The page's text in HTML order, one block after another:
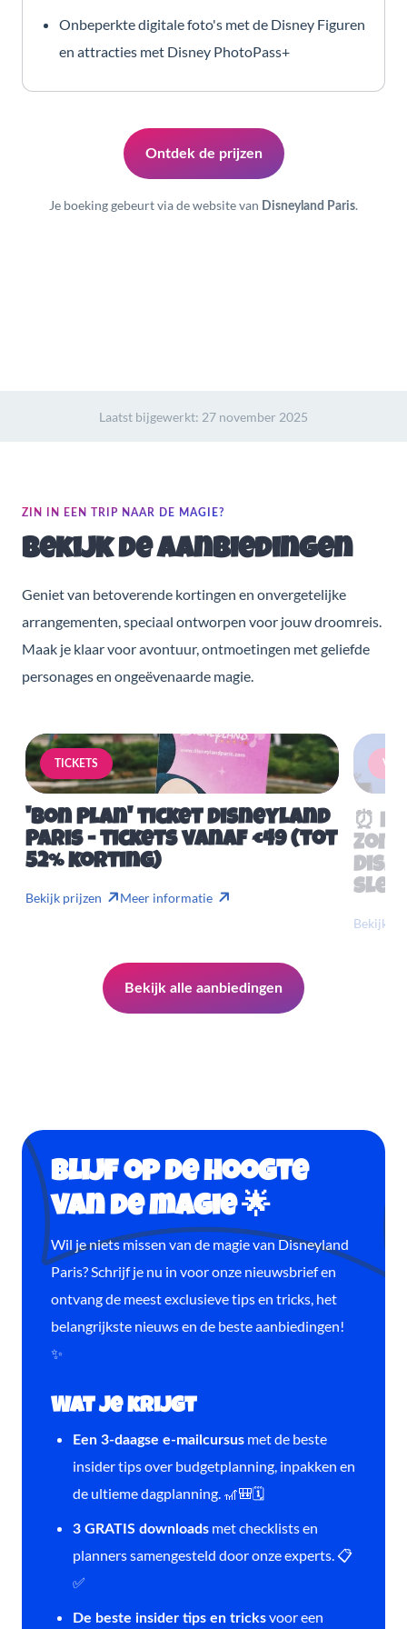
Onbeperkte digitale foto's met de Disney Figuren
en attracties met Disney PhotoPass+
Ontdek de prijzen
Je boeking gebeurt via de website van Disneyland Paris.
Laatst bijgewerkt: 27 november 2025
ZIN IN EEN TRIP NAAR DE MAGIE?
Bekijk de aanbiedingen
Geniet van betoverende kortingen en onvergetelijke
arrangementen, speciaal ontworpen voor jouw droomreis.
Maak je klaar voor avontuur, ontmoetingen met geliefde
personages en ongeëvenaarde magie.
TICKETS
'Bon Plan' ticket Disneyland
Paris - tickets vanaf €49 (tot
52% korting)
Bekijk prijzen Meer informatie
⏰
Bekijk
Bekijk alle aanbiedingen
Blijf op de hoogte
van de magie 🌟
Wil je niets missen van de magie van Disneyland
Paris? Schrijf je nu in voor onze nieuwsbrief en
ontvang de meest exclusieve tips en tricks, het
belangrijkste nieuws en de beste aanbiedingen!
✨
Wat je krijgt
Een 3-daagse e-mailcursus met de beste
insider tips over budgetplanning, inpakken en
de ultieme dagplanning. 🎢🎒🗓️
3 GRATIS downloads met checklists en
planners samengesteld door onze experts. 📋
✅
De beste insider tips en tricksvoor een